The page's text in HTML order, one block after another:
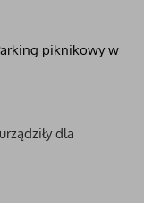
piknikowy w
dla